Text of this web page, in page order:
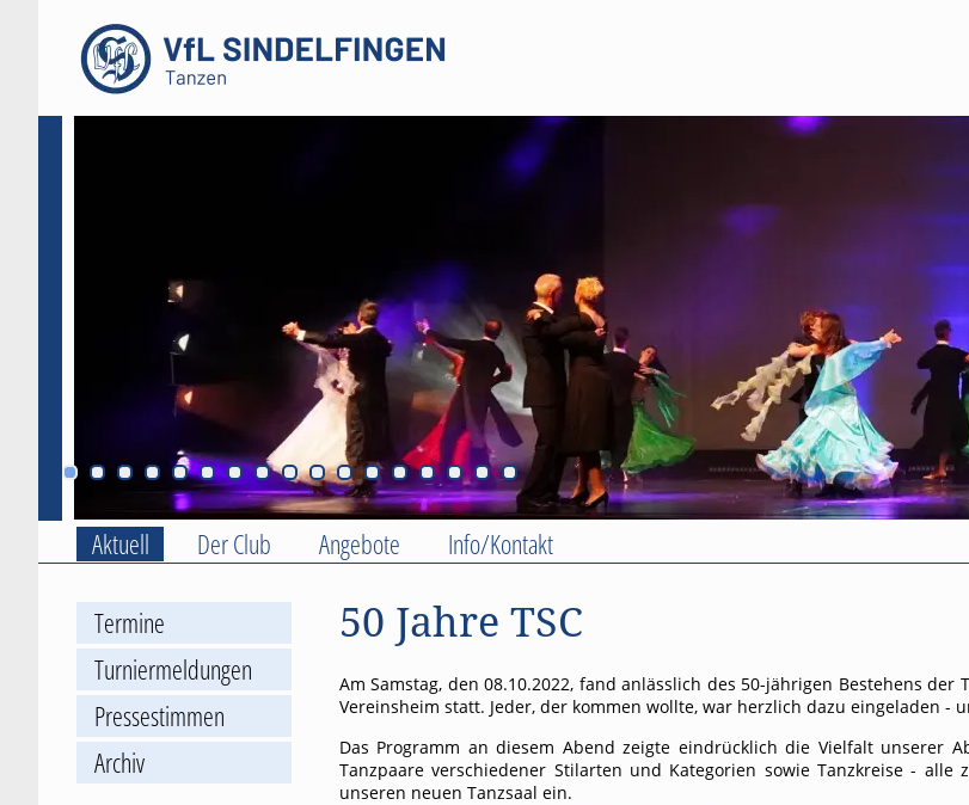
Aktuell Der Club Angebote Info/Kontakt
Termine
Turniermeldungen
Pressestimmen
Archiv
50 Jahre TSC
Am Samstag, den 08.10.2022, fand anlässlich des 50-jährigen Bestehens
Vereinsheim statt. Jeder, der kommen wollte, war herzlich dazu eingeladen -
Das Programm an diesem Abend zeigte eindrücklich die Vielfalt unserer
Tanzpaare verschiedener Stilarten und Kategorien sowie Tanzkreise -
unseren neuen Tanzsaal ein.